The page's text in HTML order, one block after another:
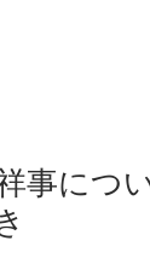
事につ